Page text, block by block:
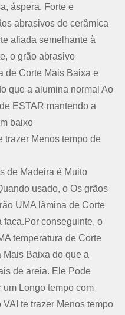
áspera, Forte e
abrasivos de cerâmica
afiada semelhante à
o grão abrasivo
de Corte Mais Baixa e
que a alumina normal Ao
ESTAR mantendo a
baixo
trazer Menos tempo de
de Madeira é Muito
usado, o Os grãos
UMA lâmina de Corte
conseguinte, o
temperatura de Corte
Mais Baixa do que a
de areia. Ele Pode
Longo tempo com
te trazer Menos tempo